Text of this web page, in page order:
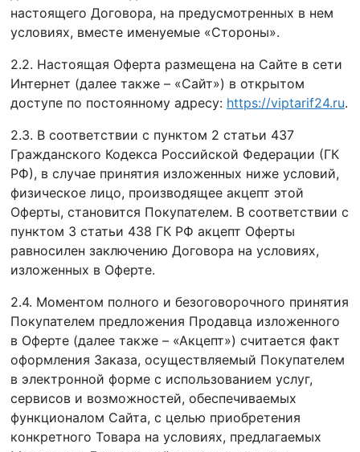
настоящего Договора, на предусмотренных в нем
условиях, вместе именуемые «Стороны».
2.2. Настоящая Оферта размещена на Сайте в сети
Интернет (далее также – «Сайт») в открытом
доступе по постоянному адресу: https://viptarif24.ru.
2.3. В соответствии с пунктом 2 статьи 437
Гражданского Кодекса Российской Федерации (ГК
РФ), в случае принятия изложенных ниже условий,
физическое лицо, производящее акцепт этой
Оферты, становится Покупателем. В соответствии с
пунктом 3 статьи 438 ГК РФ акцепт Оферты
равносилен заключению Договора на условиях,
изложенных в Оферте.
2.4. Моментом полного и безоговорочного принятия
Покупателем предложения Продавца изложенного
в Оферте (далее также – «Акцепт») считается факт
оформления Заказа, осуществляемый Покупателем
в электронной форме с использованием услуг,
сервисов и возможностей, обеспечиваемых
функционалом Сайта, с целью приобретения
конкретного Товара на условиях, предлагаемых